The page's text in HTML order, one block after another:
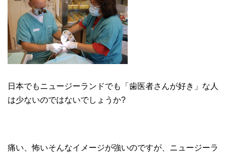
日本でもニュージーランドでも「歯医者さんが好き」な人
は少ないのではないでしょうか?
痛い、怖いそんなイメージが強いのですが、ニュージーラ